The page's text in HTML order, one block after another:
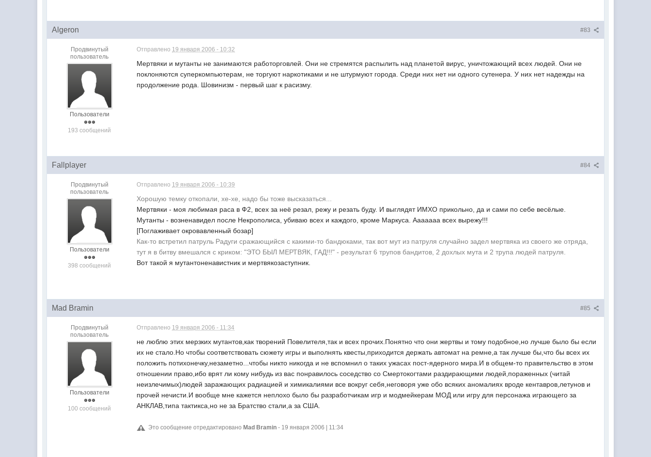
#83
Algeron
Продвинутый
пользователь
Пользователи
193 сообщений
Отправлено 19 января 2006 - 10:32
Мертвяки и мутанты не занимаются работорговлей. Они не стремятся распылить над планетой вирус, уничтожающий всех людей. Они не
поклоняются суперкомпьютерам, не торгуют наркотиками и не штурмуют города. Среди них нет ни одного сутенера. У них нет надежды на
продолжение рода. Шовинизм - первый шаг к расизму.
#84
Fallplayer
Продвинутый
пользователь
Пользователи
398 сообщений
Отправлено 19 января 2006 - 10:39
Хорошую темку откопали, хе-хе, надо бы тоже высказаться...
Мертвяки - моя любимая раса в Ф2, всех за неё резал, режу и резать буду. И выглядят ИМХО прикольно, да и сами по себе весёлые.
Мутанты - возненавидел после Некрополиса, убиваю всех и каждого, кроме Маркуса. Ааааааа всех вырежу!!!
[Поглаживает окровавленный бозар]
Как-то встретил патруль Радуги сражающийся с какими-то бандюками, так вот мут из патруля случайно задел мертвяка из своего же отряда,
тут я в битву вмешался с криком: "ЭТО БЫЛ МЕРТВЯК, ГАД!!!" - результат 6 трупов бандитов, 2 дохлых мута и 2 трупа людей патруля.
Вот такой я мутантоненавистник и мертвякозаступник.
#85
Mad Bramin
Продвинутый
пользователь
Пользователи
100 сообщений
Отправлено 19 января 2006 - 11:34
не люблю этих мерзких мутантов,как творений Повелителя,так и всех прочих.Понятно что они жертвы и тому подобное,но лучше было бы если
их не стало.Но чтобы соответствовать сюжету игры и выполнять квесты,приходится держать автомат на ремне,а так лучше бы,что бы всех их
положить потихонечку,незаметно...чтобы никто никогда и не вспомнил о таких ужасах пост-ядерного мира.И в общем-то правительство в этом
отношении право,ибо врят ли кому нибудь из вас понравилось соседство со Смертокогтами раздирающими людей,пораженных (читай
неизлечимых)людей заражающих радиацией и химикалиями все вокруг себя,неговоря уже обо всяких аномалиях вроде кентавров,летунов и
прочей нечисти.И вообще мне кажется неплохо было бы разработчикам игр и модмейкерам МОД или игру для персонажа играющего за
АНКЛАВ,типа тактикса,но не за Братство стали,а за США.
Это сообщение отредактировано Mad Bramin - 19 января 2006 | 11:34